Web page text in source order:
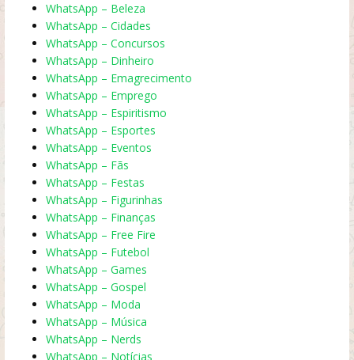
WhatsApp – Beleza
WhatsApp – Cidades
WhatsApp – Concursos
WhatsApp – Dinheiro
WhatsApp – Emagrecimento
WhatsApp – Emprego
WhatsApp – Espiritismo
WhatsApp – Esportes
WhatsApp – Eventos
WhatsApp – Fãs
WhatsApp – Festas
WhatsApp – Figurinhas
WhatsApp – Finanças
WhatsApp – Free Fire
WhatsApp – Futebol
WhatsApp – Games
WhatsApp – Gospel
WhatsApp – Moda
WhatsApp – Música
WhatsApp – Nerds
WhatsApp – Notícias